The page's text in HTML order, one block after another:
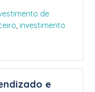
de
, investimento
e